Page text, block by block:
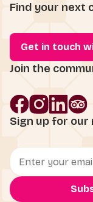
Find your next
Get in touch
Join the
Sign up for our